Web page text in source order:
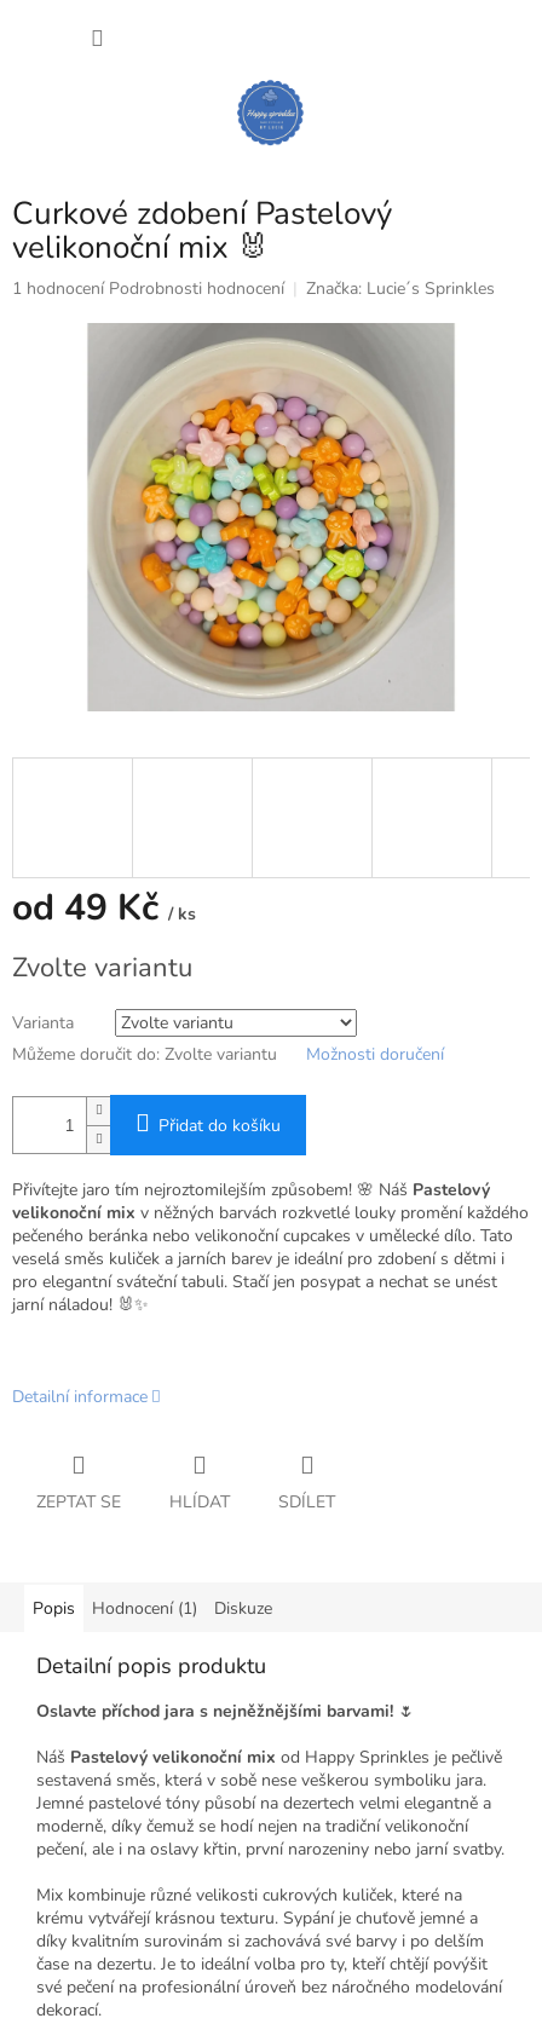
Curkové zdobení Pastelový
velikonoční mix 🐰
Průměrné
1 hodnocení Podrobnosti hodnocení Značka: Lucie´s Sprinkles
od 49 Kč / ks
cena:
Zvolte variantu
Varianta
Můžeme doručit do: Zvolte variantu Možnosti doručení
Přidat do košíku
Přivítejte jaro tím nejroztomilejším způsobem! 🌸 Náš Pastelový
velikonoční mix v něžných barvách rozkvetlé louky promění každého
pečeného beránka nebo velikonoční cupcakes v umělecké dílo. Tato
veselá směs kuliček a jarních barev je ideální pro zdobení s dětmi i
pro elegantní sváteční tabuli. Stačí jen posypat a nechat se unést
jarní náladou! 🐰✨
Detailní informace
ZEPTAT SE HLÍDAT SDÍLET
Popis Hodnocení (1) Diskuze
Detailní popis produktu
Oslavte příchod jara s nejněžnějšími barvami! 🌷
Náš Pastelový velikonoční mix od Happy Sprinkles je pečlivě
sestavená směs, která v sobě nese veškerou symboliku jara.
Jemné pastelové tóny působí na dezertech velmi elegantně a
moderně, díky čemuž se hodí nejen na tradiční velikonoční
pečení, ale i na oslavy křtin, první narozeniny nebo jarní svatby.
Mix kombinuje různé velikosti cukrových kuliček, které na
krému vytvářejí krásnou texturu. Sypání je chuťově jemné a
díky kvalitním surovinám si zachovává své barvy i po delším
čase na dezertu. Je to ideální volba pro ty, kteří chtějí povýšit
své pečení na profesionální úroveň bez náročného modelování
dekorací.